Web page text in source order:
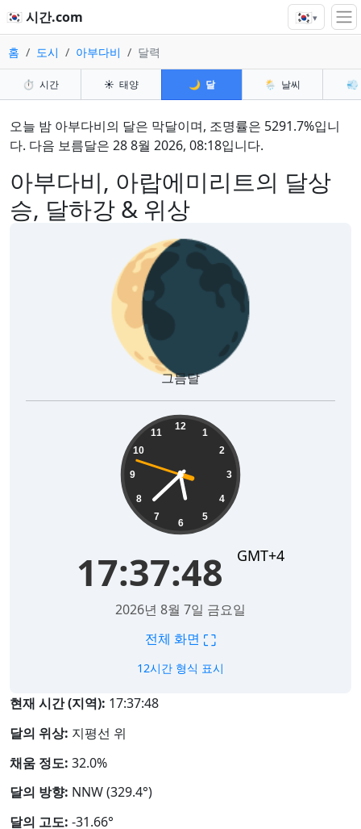
🇰🇷 시간.com 🇰🇷▾
홈 도시 아부다비 달력
⏱️ 시간 ☀️ 태양 🌙 달 🌦️ 날씨 💨
아부다비, 아랍에미리트의 달상
승, 달하강 & 위상
오늘 밤 아부다비의 달은 막달이며, 조명률은 5291.7%입니
다. 다음 보름달은 28 8월 2026, 08:18입니다.
🌘
그믐달
12
1
2
3
4
5
6
7
8
9
10
11
17:37:49 GMT+4
2026년 8월 7일 금요일
전체 화면 ⛶
12시간 형식 표시
현재 시간 (지역): 17:37:49
달의 위상: 지평선 위
채움 정도: 32.0%
달의 방향: NNW (329.4°)
달의 고도: -31.66°